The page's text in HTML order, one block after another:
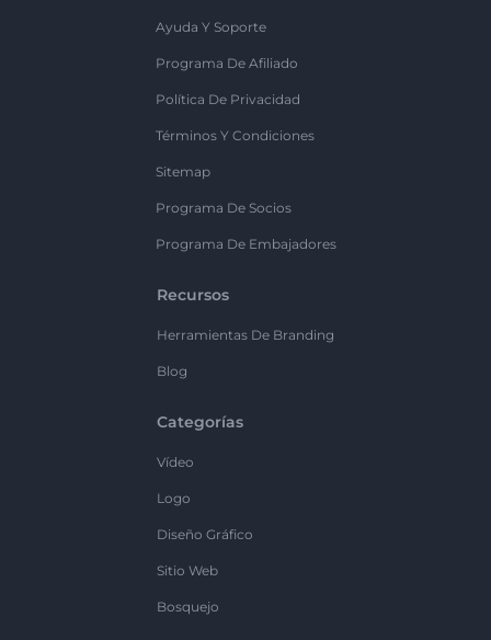
Ayuda Y Soporte
Programa De Afiliado
Política De Privacidad
Términos Y Condiciones
Sitemap
Programa De Socios
Programa De Embajadores
Recursos
Herramientas De Branding
Blog
Categorías
Vídeo
Logo
Diseño Gráfico
Sitio Web
Bosquejo